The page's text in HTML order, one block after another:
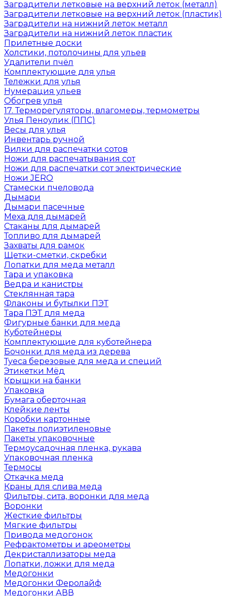
Заградители летковые на верхний леток (металл)
Заградители летковые на верхний леток (пластик)
Заградители на нижний леток металл
Заградители на нижний леток пластик
Прилетные доски
Холстики, потолочины для ульев
Удалители пчёл
Комплектующие для улья
Тележки для улья
Нумерация ульев
Обогрев улья
17. Терморегуляторы, влагомеры, термометры
Улья Пеноулик (ППС)
Весы для улья
Инвентарь ручной
Вилки для распечатки сотов
Ножи для распечатывания сот
Ножи для распечатки сот электрические
Ножи JERO
Стамески пчеловода
Дымари
Дымари пасечные
Меха для дымарей
Стаканы для дымарей
Топливо для дымарей
Захваты для рамок
Щетки-сметки, скребки
Лопатки для меда металл
Тара и упаковка
Ведра и канистры
Стеклянная тара
Флаконы и бутылки ПЭТ
Тара ПЭТ для меда
Фигурные банки для меда
Куботейнеры
Комплектующие для куботейнера
Бочонки для меда из дерева
Туеса березовые для меда и специй
Этикетки Мёд
Крышки на банки
Упаковка
Бумага оберточная
Клейкие ленты
Коробки картонные
Пакеты полиэтиленовые
Пакеты упаковочные
Термоусадочная пленка, рукава
Упаковочная пленка
Термосы
Откачка меда
Краны для слива меда
Фильтры, сита, воронки для меда
Воронки
Жесткие фильтры
Мягкие фильтры
Привода медогонок
Рефрактометры и ареометры
Декристаллизаторы меда
Лопатки, ложки для меда
Медогонки
Медогонки Феролайф
Медогонки АВВ